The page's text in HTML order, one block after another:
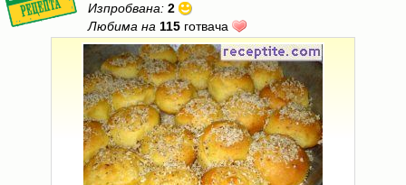
Изпробвана: 2
Любима на 115 готвача